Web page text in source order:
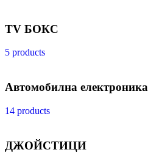
TV БОКС
5 products
Автомобилна електроника
14 products
ДЖОЙСТИЦИ